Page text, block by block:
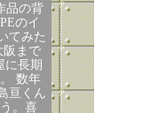
品の背
のイ
てみた
阪まで
に長期
数年
亘くん
。喜